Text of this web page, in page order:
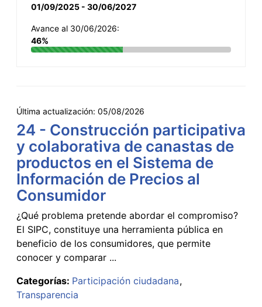
01/09/2025 - 30/06/2027
Avance al 30/06/2026:
46%
Última actualización: 05/08/2026
24 - Construcción participativa
y colaborativa de canastas de
productos en el Sistema de
Información de Precios al
Consumidor
¿Qué problema pretende abordar el compromiso?
El SIPC, constituye una herramienta pública en
beneficio de los consumidores, que permite
conocer y comparar ...
Categorías: Participación ciudadana
Transparencia